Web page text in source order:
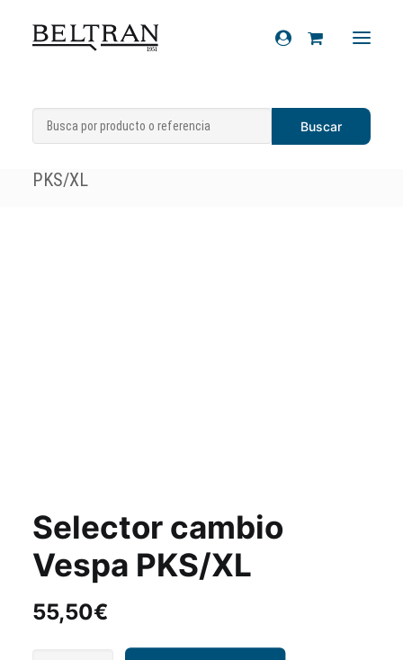
Recambios
Cascos
Inicio Recambios » Otros componentes
del motor»Selector cambio Vespa
PKS/XL
Selector cambio
Vespa PKS/XL
55,50€